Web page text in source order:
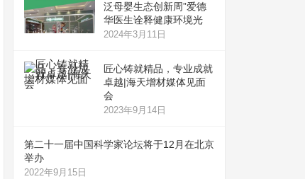
泛母婴生态创新周”爱德
华医生诠释健康环境光
2024年3月11日
匠心铸就精品，专业成就
卓越|海天增材媒体见面
会
2023年9月14日
第二十一届中国科学家论坛将于12月在北京
举办
2022年9月15日